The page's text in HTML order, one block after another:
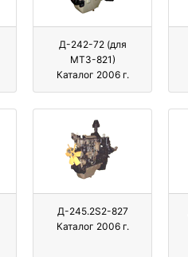
Д-242-72 (для
МТЗ-821)
Каталог 2006 г.
Д-245.2S2-827
Каталог 2006 г.